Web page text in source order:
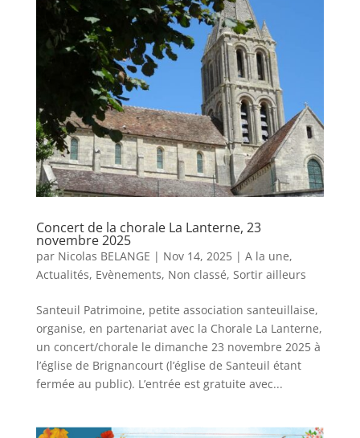
Concert de la chorale La Lanterne, 23
novembre 2025
par Nicolas BELANGE | Nov 14, 2025| A la une,
Actualités, Evènements, Non classé, Sortir ailleurs
Santeuil Patrimoine, petite association santeuillaise,
organise, en partenariat avec la Chorale La Lanterne,
un concert/chorale le dimanche 23 novembre 2025 à
l’église de Brignancourt (l’église de Santeuil étant
fermée au public). L’entrée est gratuite avec...